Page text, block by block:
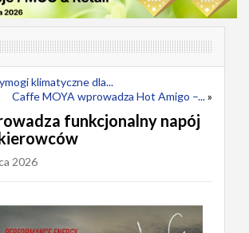
klimatyczne dla...
Caffe MOYA wprowadza Hot Amigo –...»
funkcjonalny napój
2026